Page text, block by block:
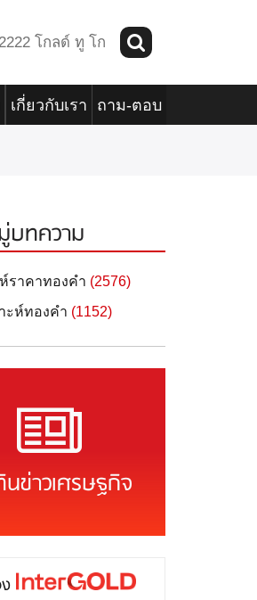
โกลด์ ทู โก
เกี่ยวกับเรา ถาม-ตอบ
บทความ
ราคาทองคำ (2576)
ะห์ทองคำ (1152)
ข่าวเศรษฐกิจ